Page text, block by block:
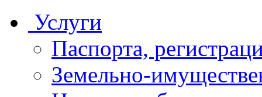
Услуги
Паспорта,
Земельно-